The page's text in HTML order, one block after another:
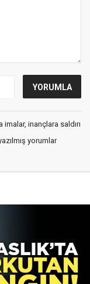
inançlara saldırı
yorumlar